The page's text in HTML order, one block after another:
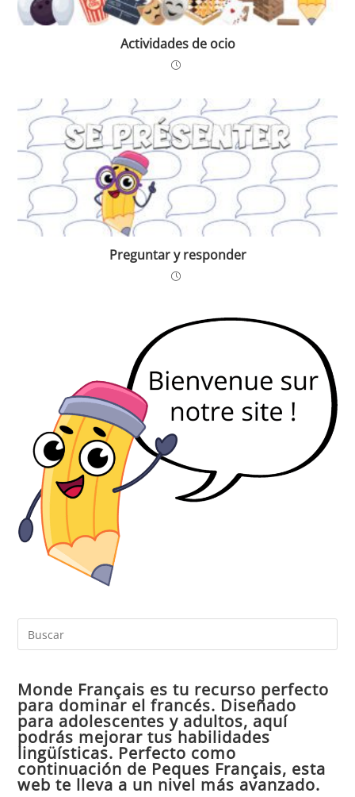
Actividades de ocio
Preguntar y responder
Monde Français es tu recurso perfecto
para dominar el francés. Diseñado
para adolescentes y adultos, aquí
podrás mejorar tus habilidades
lingüísticas. Perfecto como
continuación de Peques Français, esta
web te lleva a un nivel más avanzado.